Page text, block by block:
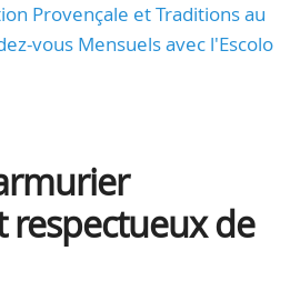
Provençale et Traditions au
vous Mensuels avec l'Escolo
respectueux de